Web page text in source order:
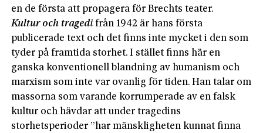
en de första att propagera för Brechts teater.
Kultur och tragedi från 1942 är hans första
publicerade text och det finns inte mycket i den som
tyder på framtida storhet. I stället finns här en
ganska konventionell blandning av humanism och
marxism som inte var ovanlig för tiden. Han talar om
massorna som varande korrumperade av en falsk
kultur och hävdar att under tragedins
storhetsperioder ”har mänskligheten kunnat finna